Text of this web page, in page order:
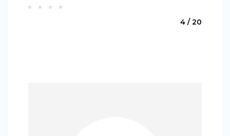
4 / 20